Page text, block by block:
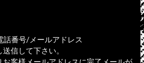
話番号/メールアドレス
信して下さい。